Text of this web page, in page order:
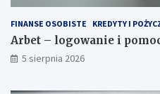
FINANSE OSOBISTE KREDYTY I
Arbet – logowanie i
5 sierpnia 2026